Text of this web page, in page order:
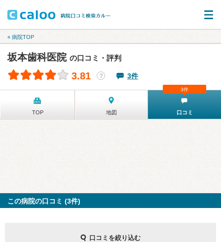
« 病院TOP
坂本歯科医院 の口コミ・評判
3.81 ？ 3件
TOP 地図 口コミ
3件
この病院の口コミ (3件)
口コミを絞り込む